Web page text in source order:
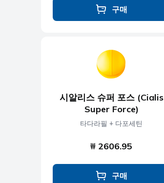
구매
시알리스 슈퍼 포스 (Cialis
Super Force)
타다라필 + 다포세틴
₩ 2606.95
구매